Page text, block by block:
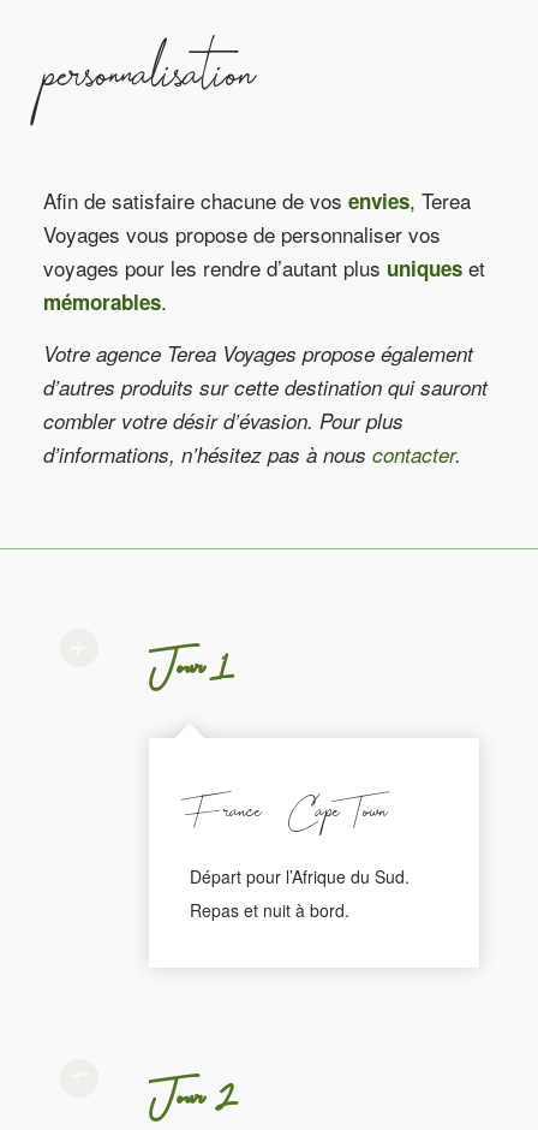
personnalisation
Afin de satisfaire chacune de vos envies, Terea
Voyages vous propose de personnaliser vos
voyages pour les rendre d’autant plus uniqueset
mémorables.
Votre agence Terea Voyages propose également
d’autres produits sur cette destination qui sauront
combler votre désir d’évasion. Pour plus
d’informations, n’hésitez pas à nous contacter.
Jour 1
France - Cape Town
Départ pour l’Afrique du Sud.
Repas et nuit à bord.
Jour 2